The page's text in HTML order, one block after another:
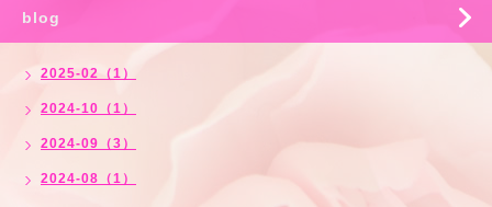
blog
2025-02（1）
2024-10（1）
2024-09（3）
2024-08（1）